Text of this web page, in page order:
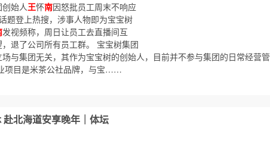
始人王怀南因怒批员工周末不响应
登上热搜，涉事人物即为宝宝树
发视频称，周日让员工去直播间互
退了公司所有员工群。 宝宝树集团
场与集团无关，其作为宝宝树的创始人，目前并不参与集团的日常经营管
项目是米茶公社品牌，与宝……
赴北海道安享晚年｜体坛